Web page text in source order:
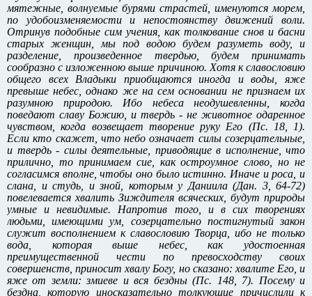
мятежные, волнуемые бурями страстей, именуются морем,
по удобоизменяемости и непостоянству движений воли.
Отринув подобные сим учения, как толкование снов и басни
старых женщин, мы под водою будем разуметь воду, и
разделение, произведенное твердью, будем принимать
сообразно с изложенною выше причиною. Хотя к славословию
общего всех Владыки приобщаются иногда и воды, яже
превыше небес, однако же на сем основании не признаем их
разумною природою. Ибо небеса неодушевленны, когда
поведают славу Божию, и твердь - не животное одаренное
чувством, когда возвещает творение руку Его (Пс. 18, 1).
Если кто скажет, что небо означает силы созерцательные,
и твердь - силы деятельные, приводящие в исполнение, что
прилично, то принимаем cиe, как остроумное слово, но не
согласимся вполне, чтобы оно было истинно. Иначе и роса, и
слана, и студь, и зной, которым у Даниила (Дан. 3, 64-72)
повелевается хвалить Зиждителя всяческих, будут природы
умные и невидимые. Напротив того, и в сих творениях
людьми, имеющими ум, созерцательно постигнутый закон
служит восполнением к славословию Творца, ибо не только
вода, которая выше небес, как удостоенная
преимущественной чести по превосходству своих
совершенств, приносит хвалу Богу, но сказано: хвалите Его, и
яже от земли: змиеве и вся бездны (Пс. 148, 7). Посему и
бездна, которую иносказательно толкующие причислили к